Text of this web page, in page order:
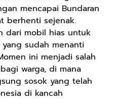
mencapai Bundaran
berhenti sejenak.
dari mobil hias untuk
sudah menanti
ini menjadi salah
warga, di mana
sosok yang telah
di kancah